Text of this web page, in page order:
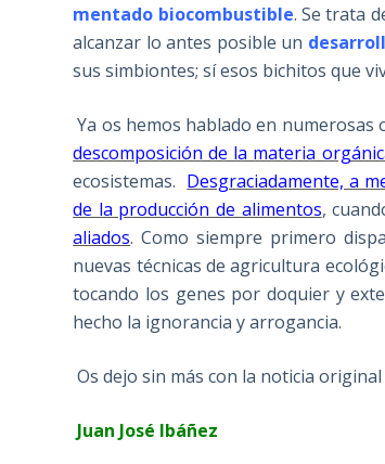
mentado biocombustible. Se trata
alcanzar lo antes posible un
sus simbiontes; sí esos bichitos que
Ya os hemos hablado en numerosas
descomposición de la materia
ecosistemas. Desgraciadamente, a
de la producción de alimentos,
aliados. Como siempre primero
nuevas técnicas de agricultura
tocando los genes por doquier y
hecho la ignorancia y arrogancia.
Os dejo sin más con la noticia
Juan José Ibáñez